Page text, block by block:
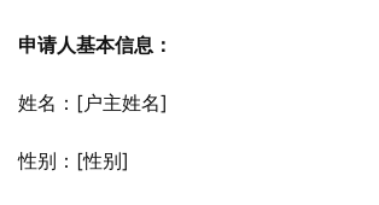
申请人基本信息：
姓名：[户主姓名]
性别：[性别]